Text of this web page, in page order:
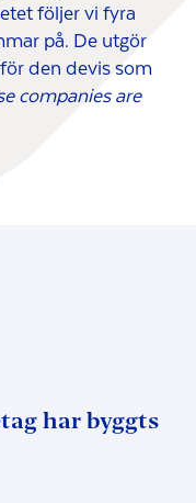
följer vi fyra
på. De utgör
den devis som
companies are
har byggts